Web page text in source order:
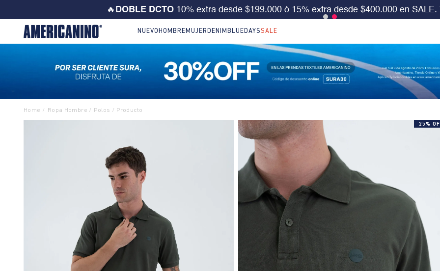
💙 ¡CORRE! Solo este FDS 30%OFF en LO NUEVO. Usa el cód:SURA30Aplica
NUEVO HOMBRE MUJER DENIM BLUEDAYSSALE
Ropa Hombre Polos
25%